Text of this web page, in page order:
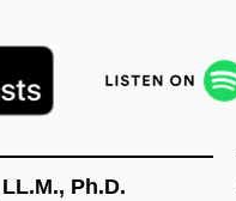
Ph.D.